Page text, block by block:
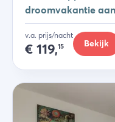
droomvakantie
v.a. prijs/nacht
€ 119,15 Bekijk